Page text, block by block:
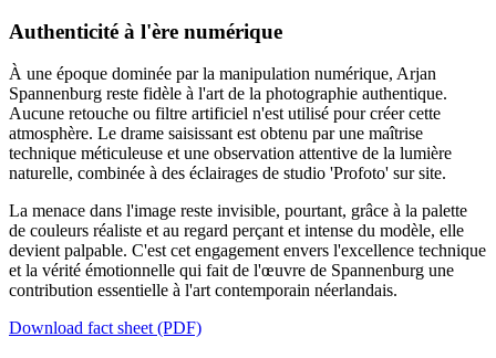
Authenticité à l'ère numérique
À une époque dominée par la manipulation numérique, Arjan
Spannenburg reste fidèle à l'art de la photographie authentique.
Aucune retouche ou filtre artificiel n'est utilisé pour créer cette
atmosphère. Le drame saisissant est obtenu par une maîtrise
technique méticuleuse et une observation attentive de la lumière
naturelle, combinée à des éclairages de studio 'Profoto' sur site.
La menace dans l'image reste invisible, pourtant, grâce à la palette
de couleurs réaliste et au regard perçant et intense du modèle, elle
devient palpable. C'est cet engagement envers l'excellence technique
et la vérité émotionnelle qui fait de l'œuvre de Spannenburg une
contribution essentielle à l'art contemporain néerlandais.
Download fact sheet (PDF)